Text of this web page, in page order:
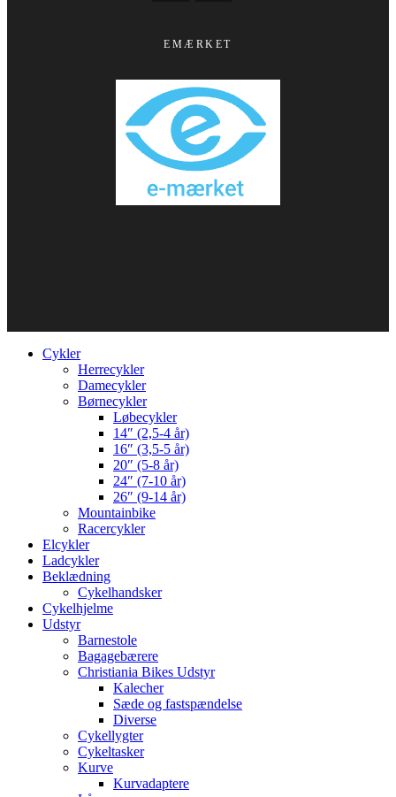
EMÆRKET
Cykler
Herrecykler
Damecykler
Børnecykler
Løbecykler
14″ (2,5-4 år)
16″ (3,5-5 år)
20″ (5-8 år)
24″ (7-10 år)
26″ (9-14 år)
Mountainbike
Racercykler
Elcykler
Ladcykler
Beklædning
Cykelhandsker
Cykelhjelme
Udstyr
Barnestole
Bagagebærere
Christiania Bikes Udstyr
Kalecher
Sæde og fastspændelse
Diverse
Cykellygter
Cykeltasker
Kurve
Kurvadaptere